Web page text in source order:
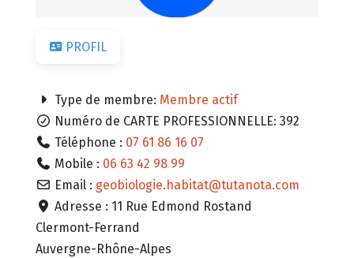
PROFIL
Type de membre: Membre actif
Numéro de CARTE PROFESSIONNELLE: 392
Téléphone : 07 61 86 16 07
Mobile : 06 63 42 98 99
Email : geobiologie.habitat@tutanota.com
Adresse : 11 Rue Edmond Rostand
Clermont-Ferrand
Auvergne-Rhône-Alpes